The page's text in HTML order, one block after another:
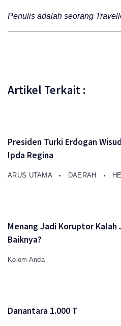
Penulis adalah seorang
Artikel Terkait :
Presiden Turki Erdogan
Ipda Regina
ARUS UTAMA DAERAH
Menang Jadi Koruptor Kalah
Baiknya?
Kolom Anda
Danantara 1.000 T